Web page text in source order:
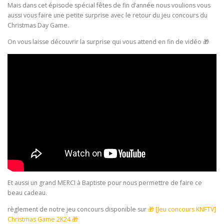
Mais dans cet épisode spécial fêtes de fin d’année nous voulions vous
aussi vous faire une petite surprise avec le retour du jeu concours du
Christmas Day Game.
On vous laisse découvrir la surprise qui vous attend en fin de vidéo 🎁
Et aussi un grand MERCI à Baptiste pour nous permettre de faire ce
beau cadeau.
règlement de notre jeu concours disponible sur🎁 [Jeu concours KNFTV]
Christmas Game 2K24 🎁